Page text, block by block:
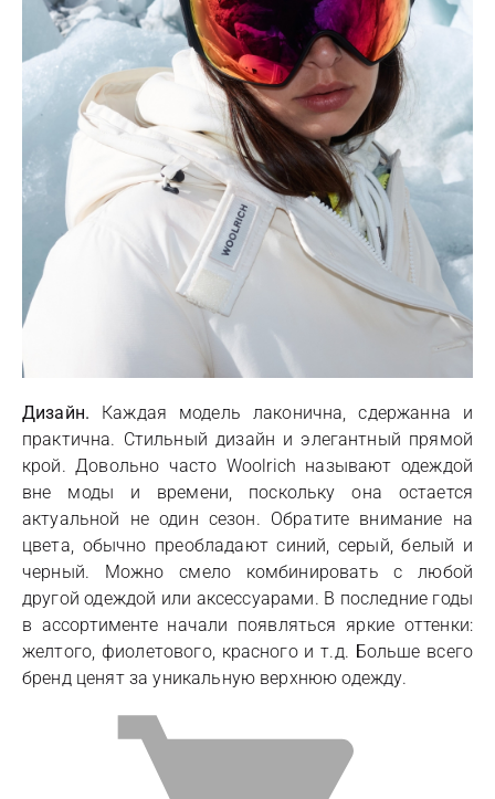
Дизайн. Каждая модель лаконична, сдержанна и
практична. Стильный дизайн и элегантный прямой
крой. Довольно часто Woolrich называют одеждой
вне моды и времени, поскольку она остается
актуальной не один сезон. Обратите внимание на
цвета, обычно преобладают синий, серый, белый и
черный. Можно смело комбинировать с любой
другой одеждой или аксессуарами. В последние годы
в ассортименте начали появляться яркие оттенки:
желтого, фиолетового, красного и т.д. Больше всего
бренд ценят за уникальную верхнюю одежду.